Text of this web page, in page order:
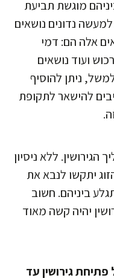
מוגשת תביעת
למעשה נדונים נושאים
אלה הם: דמי
ועוד נושאים
ניתן להוסיף
להישאר לתקופת
ללא ניסיון
יתקשו לנבא את
ביניהם. חשוב
יהיה קשה מאוד
גירושין עד